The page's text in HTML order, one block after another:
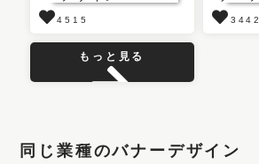
4515 3442
もっと見る
同じ業種のバナーデザイン